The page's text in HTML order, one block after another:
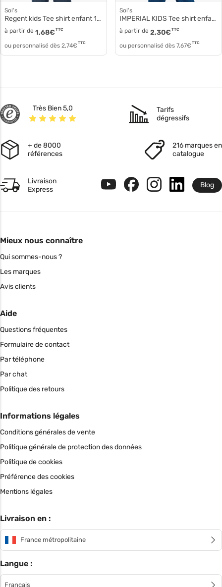
Sol's
Regent kids Tee shirt enfant 11970
à partir de 1,68€ TTC
ou personnalisé dès 2,74€ TTC
Sol's
IMPERIAL KIDS Tee shirt enfant 11770
à partir de 2,30€ TTC
ou personnalisé dès 7,67€ TTC
Très Bien 5,0
Tarifs
dégressifs
+ de 8000
références
216 marques en
catalogue
Livraison
Express
Blog
Mieux nous connaître
Qui sommes-nous ?
Les marques
Avis clients
Aide
Questions fréquentes
Formulaire de contact
Par téléphone
Par chat
Politique des retours
Informations légales
Conditions générales de vente
Politique générale de protection des données
Politique de cookies
Préférence des cookies
Mentions légales
Livraison en :
France métropolitaine
Langue :
Français